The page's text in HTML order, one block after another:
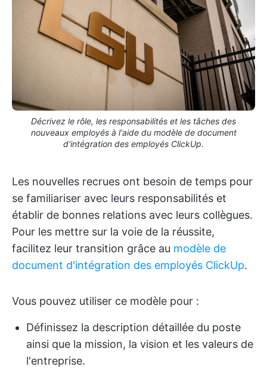
Décrivez le rôle, les responsabilités et les tâches des
nouveaux employés à l'aide du modèle de document
d'intégration des employés ClickUp.
Les nouvelles recrues ont besoin de temps pour
se familiariser avec leurs responsabilités et
établir de bonnes relations avec leurs collègues.
Pour les mettre sur la voie de la réussite,
facilitez leur transition grâce au modèle de
document d'intégration des employés ClickUp.
Vous pouvez utiliser ce modèle pour :
Définissez la description détaillée du poste
ainsi que la mission, la vision et les valeurs de
l'entreprise.